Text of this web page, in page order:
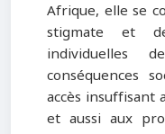
Afrique, elle se
stigmate et
individuelles
conséquences
accès insuffisant
et aussi aux